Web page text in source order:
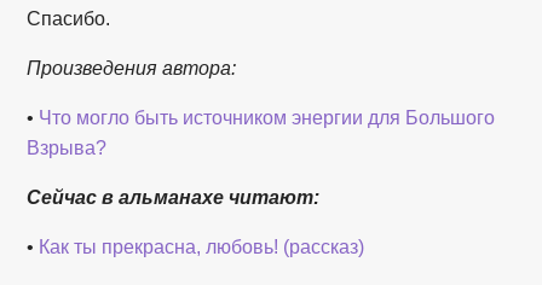
Спасибо.
Произведения автора:
• Что могло быть источником энергии для Большого
Взрыва?
Сейчас в альманахе читают:
• Как ты прекрасна, любовь! (рассказ)